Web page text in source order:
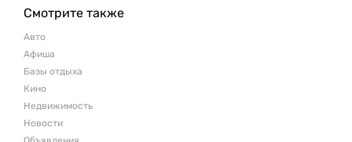
Смотрите также
Авто
Афиша
Базы отдыха
Кино
Недвижимость
Новости